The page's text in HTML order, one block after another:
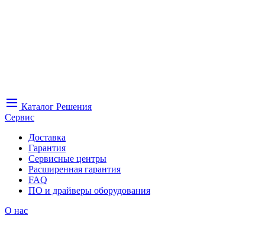
Каталог Решения
Сервис
Доставка
Гарантия
Сервисные центры
Расширенная гарантия
FAQ
ПО и драйверы оборудования
О нас